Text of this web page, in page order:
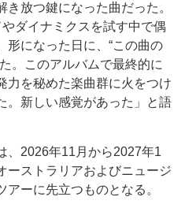
放つ鍵になった曲だった。
ダイナミクスを試す中で偶
形になった日に、“この曲の
。このアルバムで最終的に
力を秘めた楽曲群に火をつけ
。新しい感覚があった」と語
2026年11月から2027年1
ーストラリアおよびニュージ
ーに先立つものとなる。